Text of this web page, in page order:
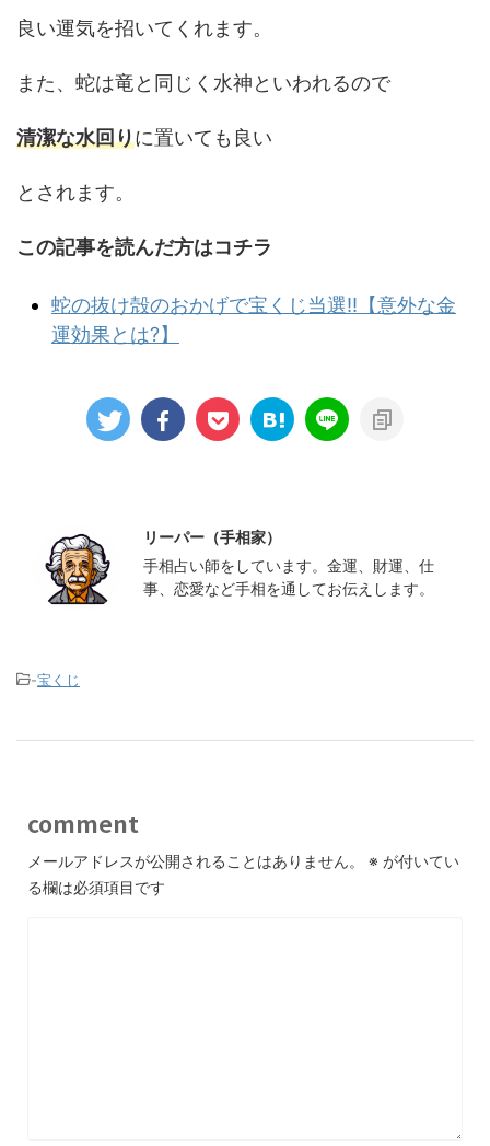
良い運気を招いてくれます。
また、蛇は竜と同じく水神といわれるので
清潔な水回りに置いても良い
とされます。
この記事を読んだ方はコチラ
蛇の抜け殻のおかげで宝くじ当選‼︎【意外な金
運効果とは?】
リーパー（手相家）
手相占い師をしています。金運、財運、仕
事、恋愛など手相を通してお伝えします。
-宝くじ
comment
メールアドレスが公開されることはありません。 ※ が付いてい
る欄は必須項目です